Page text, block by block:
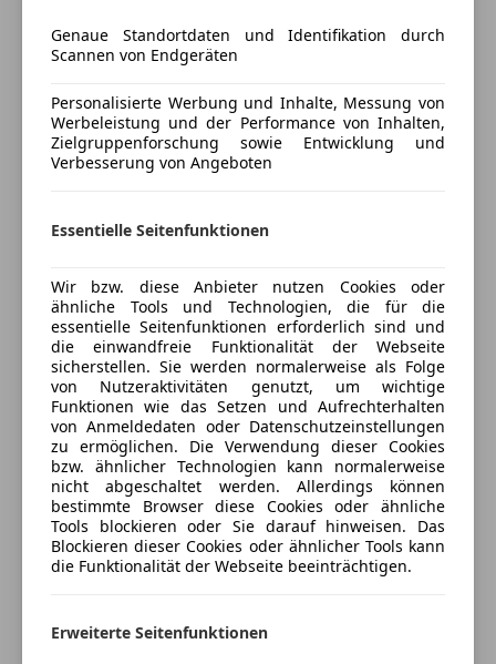
Lordosenstütze
Multifunktionslenkrad
Navigationssystem
Regensensor
Schlüssellose Zentralverriegelung
Sitzheizung
teilb. Rücksitzbank
Unterhaltung/Media
Android Auto
Apple CarPlay
Bluetooth
Bordcomputer
DAB-Radio
Freisprecheinrichtung
Induktionsladen für Smartphones
MP3
Musikstreaming integriert
Radio
Volldigitales Kombiinstrument
Mehr anzeigen
Versicherungsschutz an Ihre Bedürfnisse
anpassen
Freischaden-Gutschein ab Stufe 0
Auto einfach online versichern & Rabatt holen
Jetzt berechnen
Autohaus Jirku GmbH
Genaue Standortdaten und Identifikation durch
Scannen von Endgeräten
Personalisierte Werbung und Inhalte, Messung von
Werbeleistung und der Performance von Inhalten,
Zielgruppenforschung sowie Entwicklung und
Verbesserung von Angeboten
Essentielle Seitenfunktionen
Wir bzw. diese Anbieter nutzen Cookies oder
ähnliche Tools und Technologien, die für die
essentielle Seitenfunktionen erforderlich sind und
die einwandfreie Funktionalität der Webseite
sicherstellen. Sie werden normalerweise als Folge
von Nutzeraktivitäten genutzt, um wichtige
Funktionen wie das Setzen und Aufrechterhalten
von Anmeldedaten oder Datenschutzeinstellungen
zu ermöglichen. Die Verwendung dieser Cookies
bzw. ähnlicher Technologien kann normalerweise
nicht abgeschaltet werden. Allerdings können
bestimmte Browser diese Cookies oder ähnliche
Tools blockieren oder Sie darauf hinweisen. Das
Blockieren dieser Cookies oder ähnlicher Tools kann
die Funktionalität der Webseite beeinträchtigen.
Erweiterte Seitenfunktionen